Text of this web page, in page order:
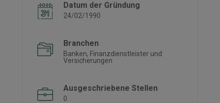
Datum der Gründung
24/02/1990
Branchen
Banken, Finanzdienstleister und
Versicherungen
Ausgeschriebene Stellen
0